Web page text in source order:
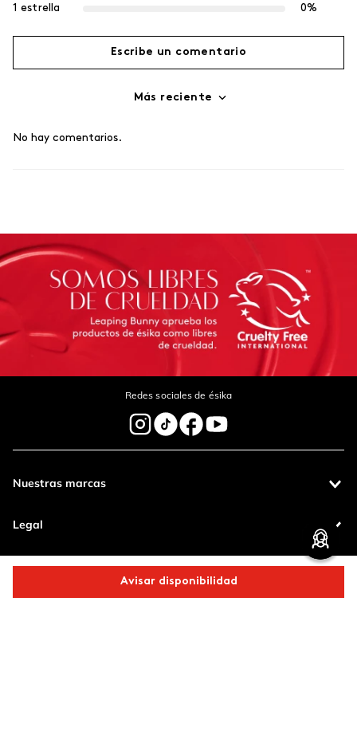
Avisar disponibilidad
1 estrella
0%
Escribe un comentario
Título
Tu nombre
Dirección de email
Más reciente
No hay comentarios.
Redes sociales de ésika
Nuestras marcas
Legal
Contáctanos